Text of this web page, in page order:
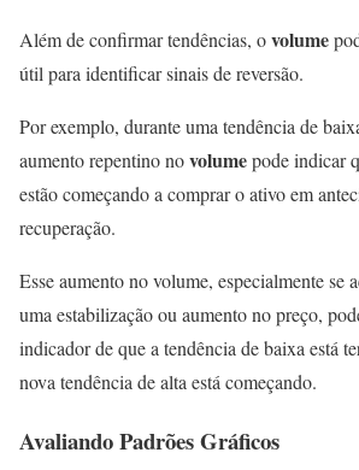
Além de confirmar tendências, ovolume
útil para identificar sinais de reversão.
Por exemplo, durante uma tendência de
aumento repentino novolumepode indicar
estão começando a comprar o ativo em
recuperação.
Esse aumento no volume, especialmente se
uma estabilização ou aumento no preço,
indicador de que a tendência de baixa está
nova tendência de alta está começando.
Avaliando Padrões Gráficos